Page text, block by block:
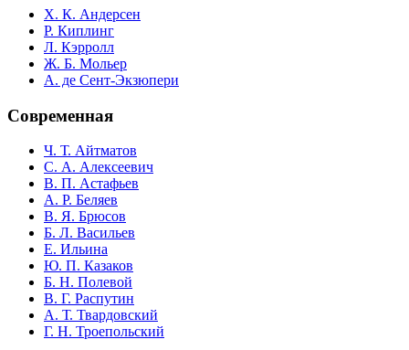
Х. К. Андерсен
Р. Киплинг
Л. Кэрролл
Ж. Б. Мольер
А. де Сент-Экзюпери
Современная
Ч. Т. Айтматов
С. А. Алексеевич
В. П. Астафьев
А. Р. Беляев
В. Я. Брюсов
Б. Л. Васильев
Е. Ильина
Ю. П. Казаков
Б. Н. Полевой
В. Г. Распутин
А. Т. Твардовский
Г. Н. Троепольский